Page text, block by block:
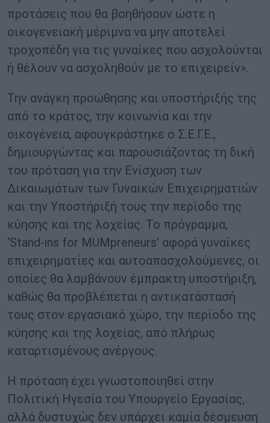
προτάσεις που θα βοηθήσουν ώστε η
οικογενειακή μέριμνα να μην αποτελεί
τροχοπέδη για τις γυναίκες που ασχολούνται
ή θέλουν να ασχοληθούν με το επιχειρείν».
Την ανάγκη προώθησης και υποστήριξής της
από το κράτος, την κοινωνία και την
οικογένεια, αφουγκράστηκε ο Σ.Ε.Γ.Ε.,
δημιουργώντας και παρουσιάζοντας τη δική
του πρόταση για την Ενίσχυση των
Δικαιωμάτων των Γυναικών Επιχειρηματιών
και την Υποστήριξή τους την περίοδο της
κύησης και της λοχείας. Το πρόγραμμα,
‘Stand-ins for MUMpreneurs’ αφορά γυναίκες
επιχειρηματίες και αυτοαπασχολούμενες, οι
οποίες θα λαμβάνουν έμπρακτη υποστήριξη,
καθώς θα προβλέπεται η αντικατάστασή
τους στον εργασιακό χώρο, την περίοδο της
κύησης και της λοχείας, από πλήρως
καταρτισμένους ανέργους.
Η πρόταση έχει γνωστοποιηθεί στην
Πολιτική Ηγεσία του Υπoυργείο Εργασίας,
αλλά δυστυχώς δεν υπάρχει καμία δέσμευση